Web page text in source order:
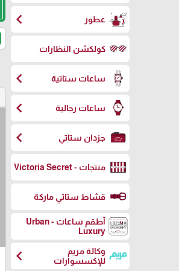
عطور chevron_left
كولكشن النظارات
ساعات ستاتية chevron_left
ساعات رجالية chevron_left
جزدان ستاتي chevron_left
منتجات - Victoria Secret
قشاط ستاتي ماركة
آطقم ساعات - Urban
Luxury
وكالة مريم
للإكسسوارات
chevron_left